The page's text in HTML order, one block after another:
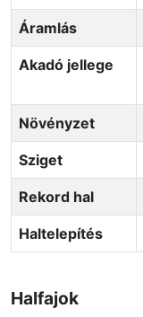
Áramlás
Akadó jellege
Növényzet
Sziget
Rekord hal
Haltelepítés
Halfajok